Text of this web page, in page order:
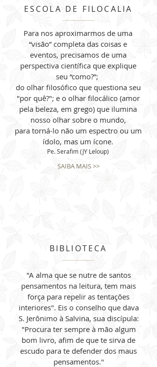
ESCOLA DE FILOCALIA
Para nos aproximarmos de uma
“visão” completa das coisas e
eventos, precisamos de uma
perspectiva científica que explique
seu “como?”;
do olhar filosófico que questiona seu
"por quê?"; e o olhar filocálico (amor
pela beleza, em grego) que ilumina
nosso olhar sobre o mundo,
para torná-lo não um espectro ou um
ídolo, mas um ícone.
Pe. Serafim (JY Leloup)
SAIBA MAIS >>
BIBLIOTECA
"A alma que se nutre de santos
pensamentos na leitura, tem mais
força para repelir as tentações
interiores". Eis o conselho que dava
S. Jerônimo à Salvina, sua discípula:
"Procura ter sempre à mão algum
bom livro, afim de que te sirva de
escudo para te defender dos maus
pensamentos."